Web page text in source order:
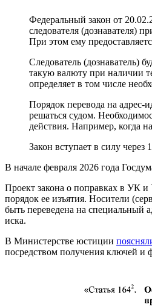
Федеральный закон от
следователя (дознавателя)
При этом ему
Следователь (дознаватель)
такую валюту при наличии
определяет в том числе
Порядок перевода на
решаться судом.
действия. Например, когда
Закон вступает в силу
В начале февраля 2026 года
Проект закона о поправках в УК
порядок ее изъятия. Носители
быть переведена на специальный
иска.
В Министерстве юстиции
посредством получения ключей и